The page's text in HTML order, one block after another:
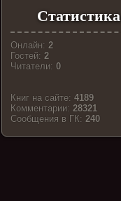
Статистика
Онлайн:2
Гостей:2
Читатели:0
Книг на сайте:4189
Комментарии:28321
Cообщения в ГК:240